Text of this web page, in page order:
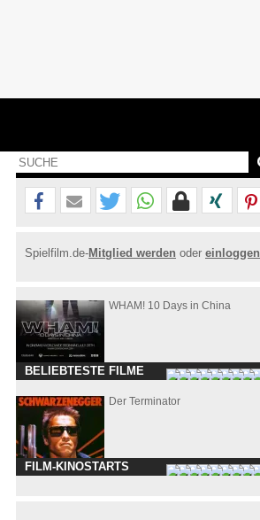
Spielfilm.de-Mitglied werden oder einloggen
WHAM! 10 Days in China
BELIEBTESTE FILME
Der Terminator
FILM-KINOSTARTS